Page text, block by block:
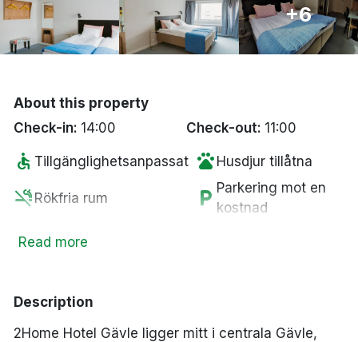
Bergen +6
About this property
Check-in: 14:00 Check-out: 11:00
accessible Tillgänglighetsanpassat pets Husdjur tillåtna
smoke_free Rökfria rum local_parking Parkering mot en
kostnad
tv Smart-TV
Read more
Description
2Home Hotel Gävle ligger mitt i centrala Gävle,